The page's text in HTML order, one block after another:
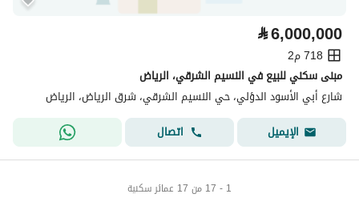
⃁6,000,000
718 م2
مبنى سكني للبيع في النسيم الشرقي، الرياض
شارع أبي الأسود الدؤلي، حي النسيم الشرقي، شرق الرياض، الرياض
الإيميل
اتصال
1 - 17 من 17 عمائر سكنية